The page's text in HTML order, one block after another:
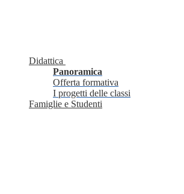
Didattica
Panoramica
Offerta formativa
I progetti delle classi
Famiglie e Studenti